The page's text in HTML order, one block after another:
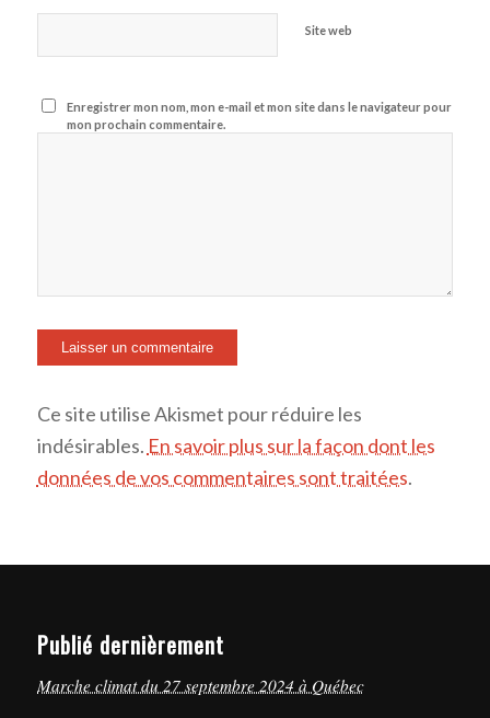
Site web
Enregistrer mon nom, mon e-mail et mon site dans le navigateur pour
mon prochain commentaire.
Ce site utilise Akismet pour réduire les
indésirables. En savoir plus sur la façon dont les
données de vos commentaires sont traitées.
Publié dernièrement
Marche climat du 27 septembre 2024 à Québec